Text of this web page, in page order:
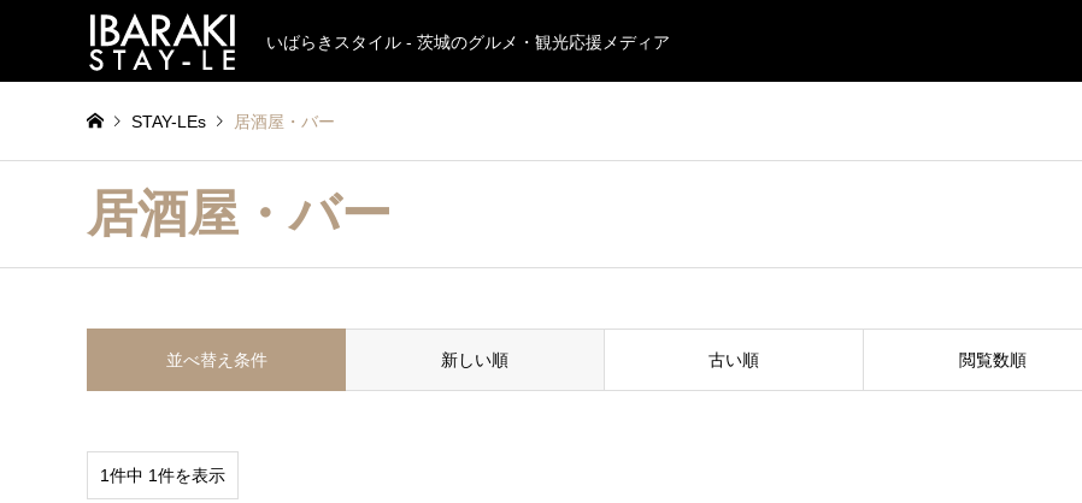
いばらきスタイル - 茨城のグルメ・観光応援メディア
STAY-LEs 居酒屋・バー
居酒屋・バー
並べ替え条件 新しい順 古い順 閲覧数順
1件中 1件を表示